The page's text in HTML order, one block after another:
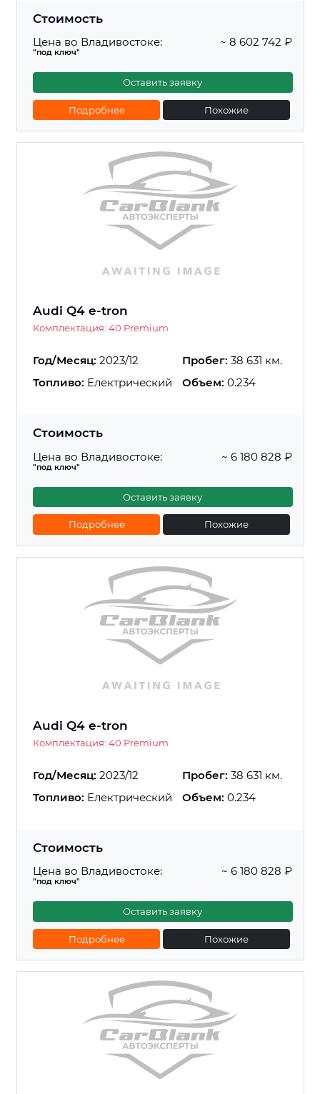
Стоимость
Цена во Владивостоке:
"под ключ"
~ 8 602 742 ₽
Оставить заявку
Подробнее Похожие
Audi Q4 e-tron
Комплектация: 40 Premium
Год/Месяц: 2023/12 Пробег: 38 631 км.
Топливо: Електрический Объем: 0.234
Стоимость
Цена во Владивостоке:
"под ключ"
~ 6 180 828 ₽
Оставить заявку
Подробнее Похожие
Audi Q4 e-tron
Комплектация: 40 Premium
Год/Месяц: 2023/12 Пробег: 38 631 км.
Топливо: Електрический Объем: 0.234
Стоимость
Цена во Владивостоке:
"под ключ"
~ 6 180 828 ₽
Оставить заявку
Подробнее Похожие